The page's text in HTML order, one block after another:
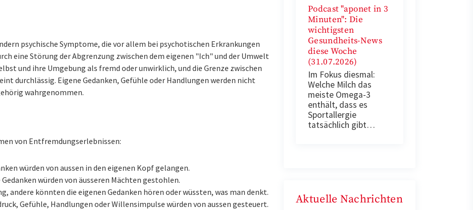
psychische Symptome, die vor allem bei psychotischen Erkrankungen
eine Störung der Abgrenzung zwischen dem eigenen "Ich" und der Umwelt
und ihre Umgebung als fremd oder unwirklich, und die Grenze zwischen
durchlässig. Eigene Gedanken, Gefühle oder Handlungen werden nicht
wahrgenommen.
von Entfremdungserlebnissen:
würden von aussen in den eigenen Kopf gelangen.
würden von äusseren Mächten gestohlen.
andere könnten die eigenen Gedanken hören oder wüssten, was man denkt.
Gefühle, Handlungen oder Willensimpulse würden von aussen gesteuert.
Podcast "aponet in 3
Minuten": Die
wichtigsten
Gesundheits-News
diese Woche
(31.07.2026)
Im Fokus diesmal:
Welche Milch das
meiste Omega-3
enthält, dass es
Sportallergie
tatsächlich gibt…
Aktuelle Nachrichten